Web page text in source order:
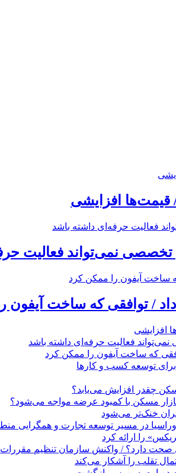
تخصصی نمی‌تواند فعالیت
/ توافقی که ساخت آیفون
فعالیت حرفه‌ای داشته باشد
که ساخت آیفون را ممکن کرد
توسعه کسب‌ و کارها
چقدر افزایش می‌یابد؟
مسکن با کمبود عرضه مواجه می‌شود؟
خنک‌تر می‌شود
در مسیر توسعه تجارت و همگرایی
را ارائه کرد